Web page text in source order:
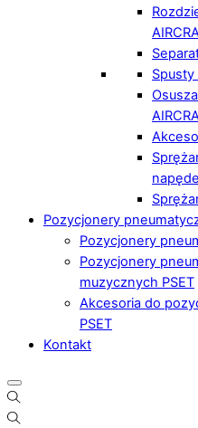
Spusty
Pozycjonery
Pozycjonery
Pozycjonery
muzycznych PSET
Akcesoria do
PSET
Kontakt